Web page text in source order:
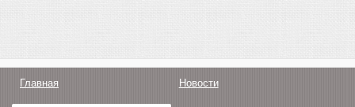
Главная Новости